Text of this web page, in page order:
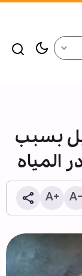
بسبب
المياه